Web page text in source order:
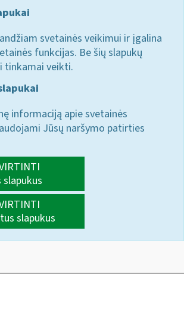
svetainės veikimui ir įgalina
funkcijas. Be šių slapukų
tinkamai veikti.
informaciją apie svetainės
Jūsų naršymo patirties
slapukus
slapukus